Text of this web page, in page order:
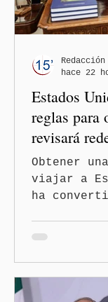
los
— es
tenga
Estados
reglas para
revisará
freno al
Nacimiento
Obtener
viajar a
ha
Estado
de la
los
Redacción
hace 22